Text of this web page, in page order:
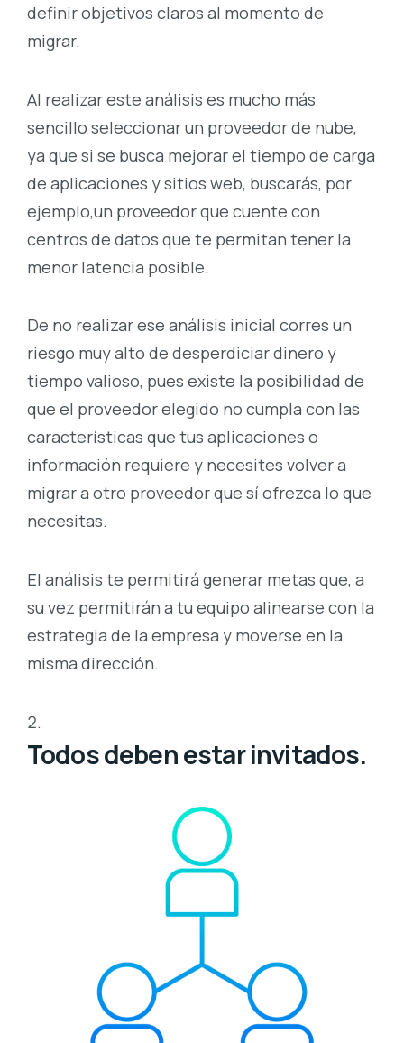
definir objetivos claros al momento de
migrar.
Al realizar este análisis es mucho más
sencillo seleccionar un proveedor de nube,
ya que si se busca mejorar el tiempo de carga
de aplicaciones y sitios web, buscarás, por
ejemplo,un proveedor que cuente con
centros de datos que te permitan tener la
menor latencia posible.
De no realizar ese análisis inicial corres un
riesgo muy alto de desperdiciar dinero y
tiempo valioso, pues existe la posibilidad de
que el proveedor elegido no cumpla con las
características que tus aplicaciones o
información requiere y necesites volver a
migrar a otro proveedor que sí ofrezca lo que
necesitas.
El análisis te permitirá generar metas que, a
su vez permitirán a tu equipo alinearse con la
estrategia de la empresa y moverse en la
misma dirección.
Todos deben estar invitados.